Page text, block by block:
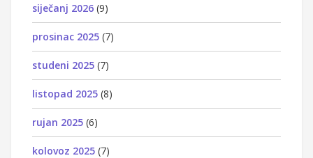
siječanj 2026 (9)
prosinac 2025 (7)
studeni 2025 (7)
listopad 2025 (8)
rujan 2025 (6)
kolovoz 2025 (7)